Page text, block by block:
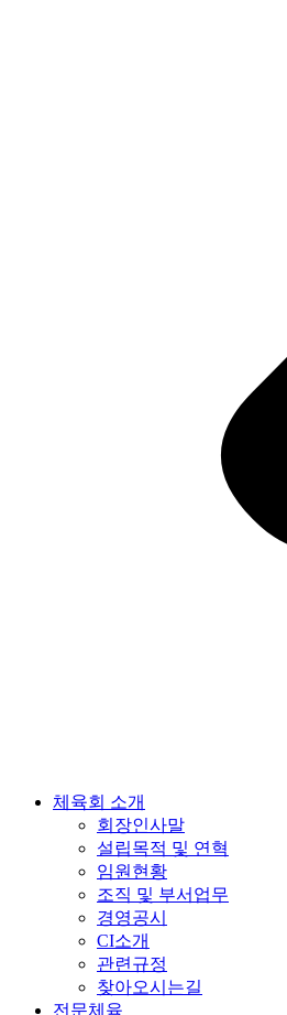
체육회 소개
회장인사말
설립목적 및 연혁
임원현황
조직 및 부서업무
경영공시
CI소개
관련규정
찾아오시는길
전문체육